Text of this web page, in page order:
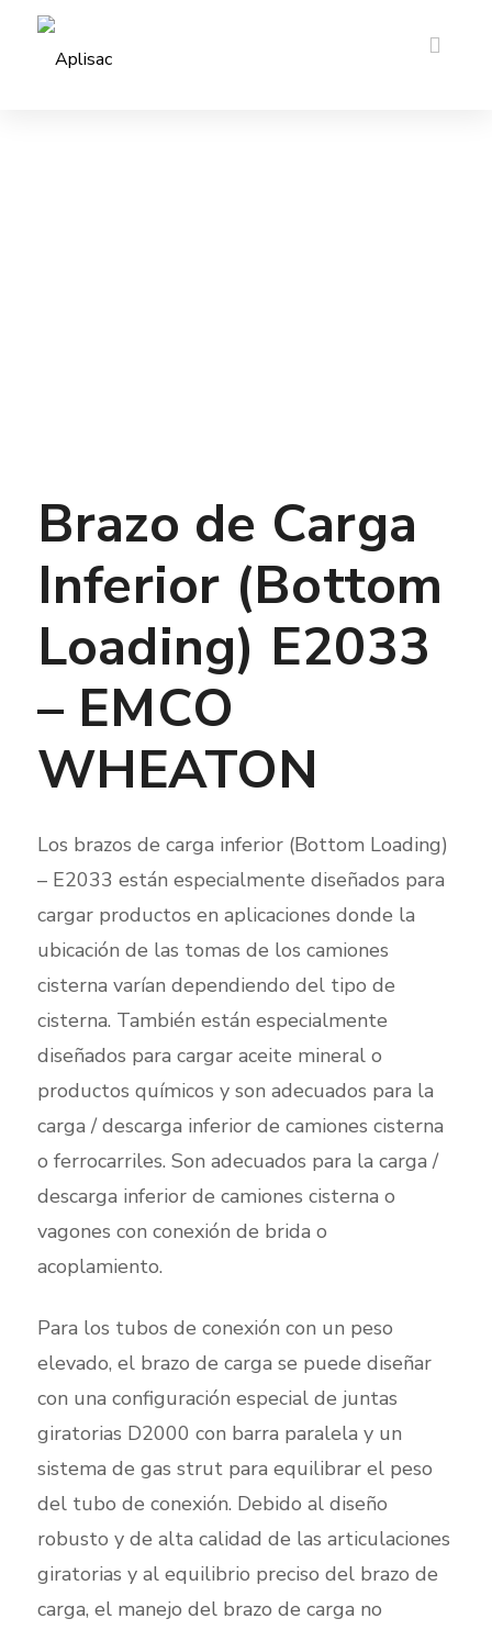
Brazo de Carga
Inferior (Bottom
Loading) E2033
– EMCO
WHEATON
Los brazos de carga inferior (Bottom Loading)
– E2033 están especialmente diseñados para
cargar productos en aplicaciones donde la
ubicación de las tomas de los camiones
cisterna varían dependiendo del tipo de
cisterna. También están especialmente
diseñados para cargar aceite mineral o
productos químicos y son adecuados para la
carga / descarga inferior de camiones cisterna
o ferrocarriles. Son adecuados para la carga /
descarga inferior de camiones cisterna o
vagones con conexión de brida o
acoplamiento.
Para los tubos de conexión con un peso
elevado, el brazo de carga se puede diseñar
con una configuración especial de juntas
giratorias D2000 con barra paralela y un
sistema de gas strut para equilibrar el peso
del tubo de conexión. Debido al diseño
robusto y de alta calidad de las articulaciones
giratorias y al equilibrio preciso del brazo de
carga, el manejo del brazo de carga no